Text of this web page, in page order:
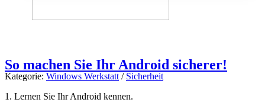
So machen Sie Ihr Android sicherer!
Kategorie: Windows Werkstatt / Sicherheit
1. Lernen Sie Ihr Android kennen.